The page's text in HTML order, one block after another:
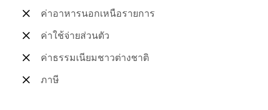
ค่าอาหารนอกเหนือรายการ
ค่าใช้จ่ายส่วนตัว
ค่าธรรมเนียมชาวต่างชาติ
ภาษี